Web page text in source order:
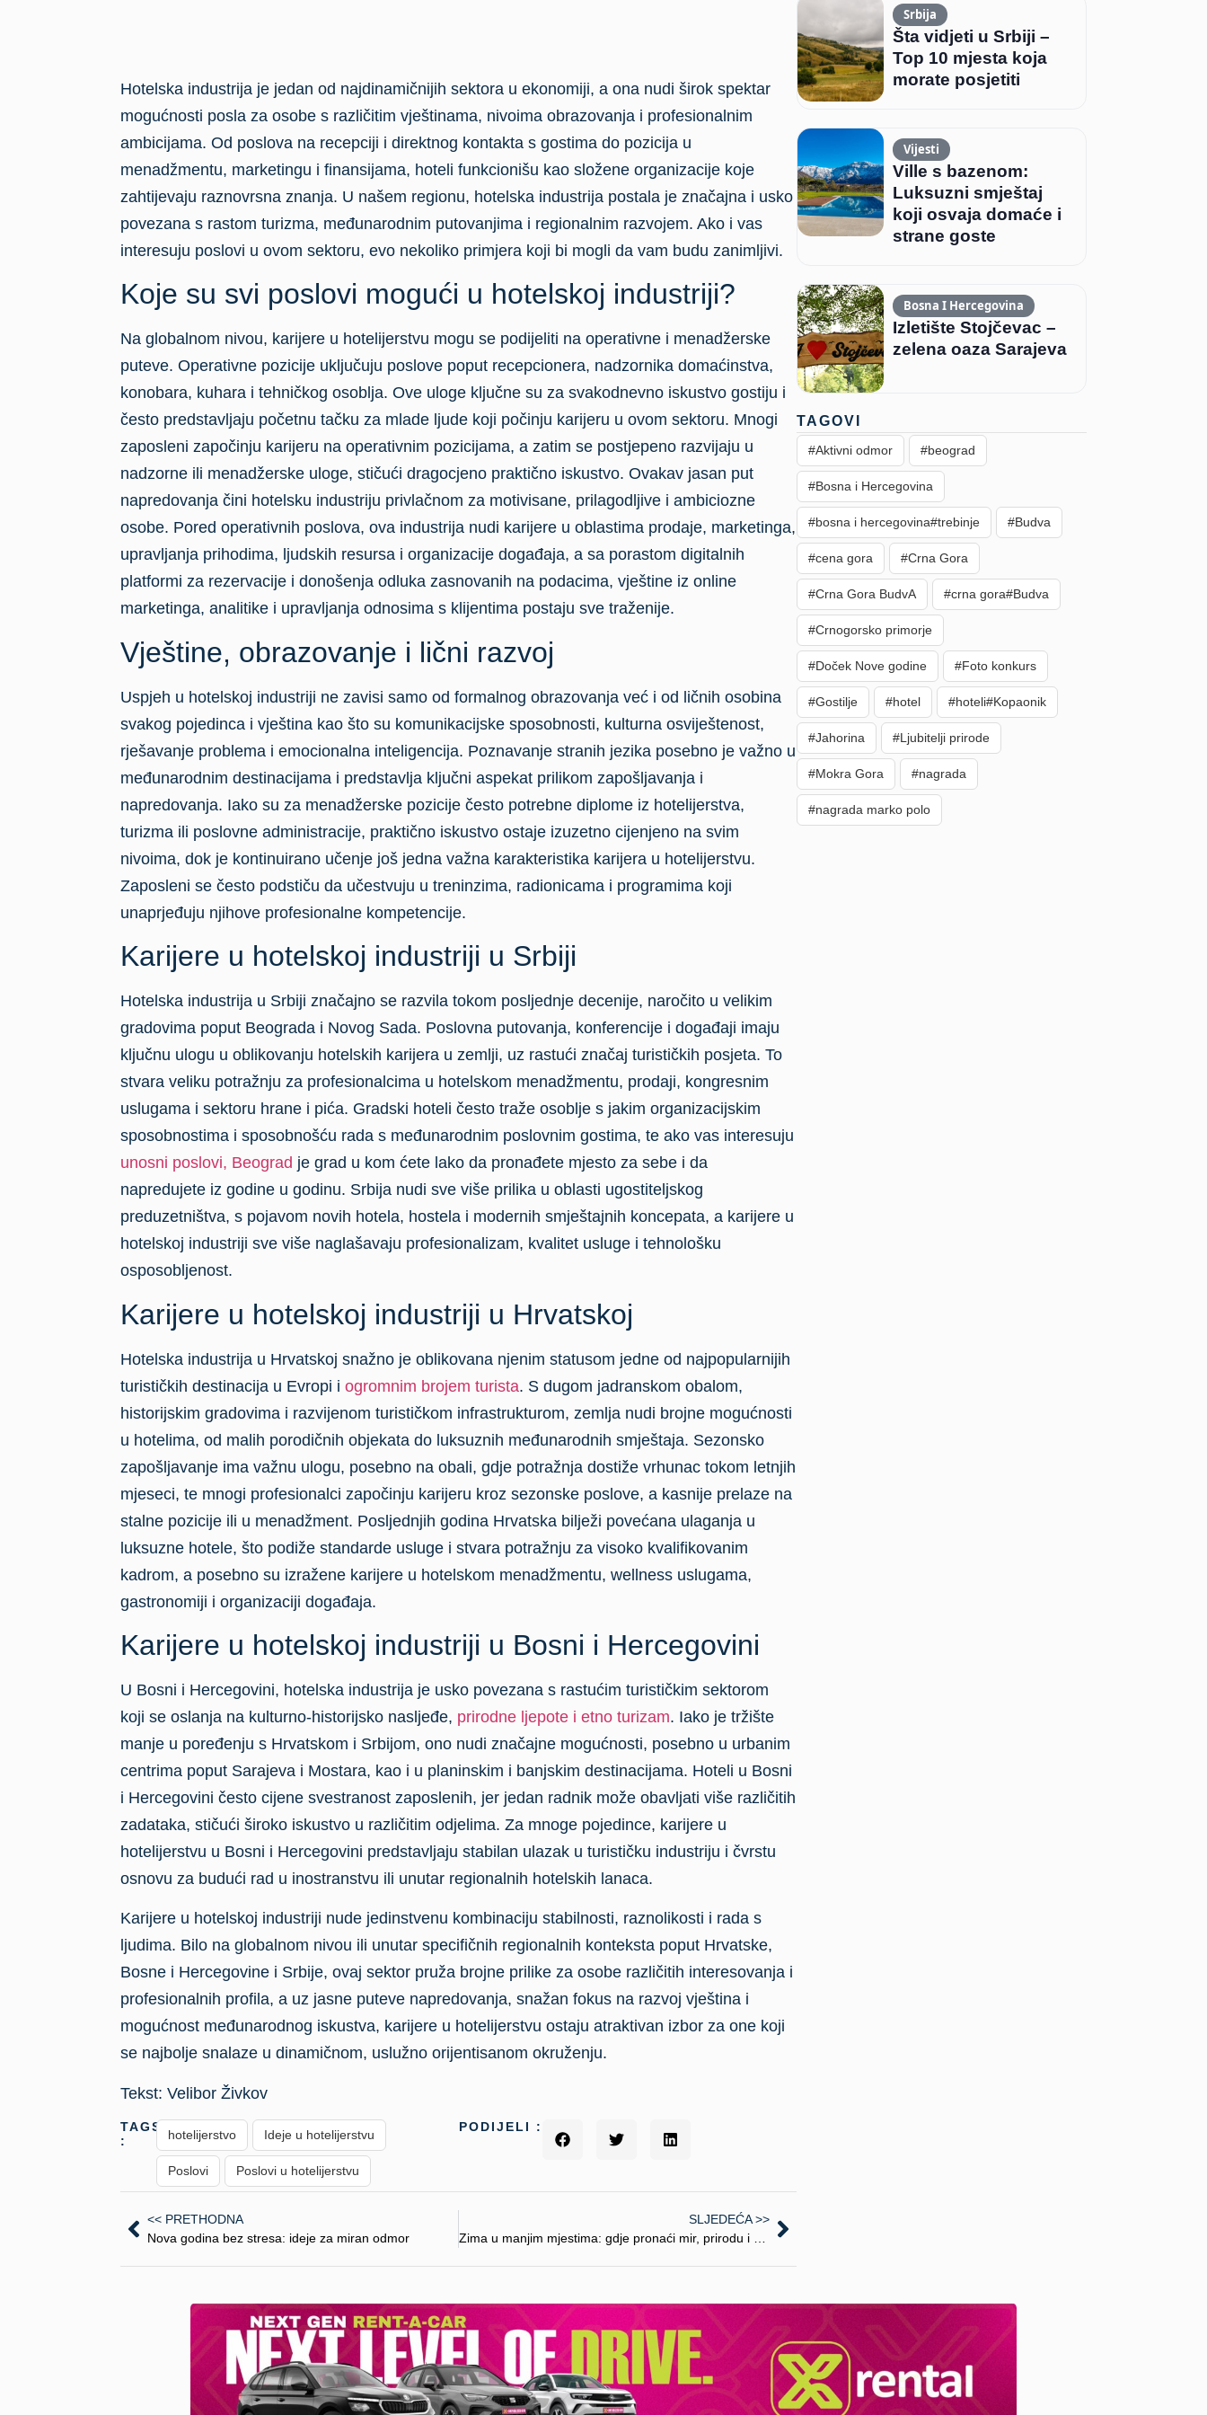
Hotelska industrija je jedan od najdinamičnijih sektora u ekonomiji, a ona nudi širok spektar
mogućnosti posla za osobe s različitim vještinama, nivoima obrazovanja i profesionalnim
ambicijama. Od poslova na recepciji i direktnog kontakta s gostima do pozicija u
menadžmentu, marketingu i finansijama, hoteli funkcionišu kao složene organizacije koje
zahtijevaju raznovrsna znanja. U našem regionu, hotelska industrija postala je značajna i usko
povezana s rastom turizma, međunarodnim putovanjima i regionalnim razvojem. Ako i vas
interesuju poslovi u ovom sektoru, evo nekoliko primjera koji bi mogli da vam budu zanimljivi.
Koje su svi poslovi mogući u hotelskoj industriji?
Na globalnom nivou, karijere u hotelijerstvu mogu se podijeliti na operativne i menadžerske
puteve. Operativne pozicije uključuju poslove poput recepcionera, nadzornika domaćinstva,
konobara, kuhara i tehničkog osoblja. Ove uloge ključne su za svakodnevno iskustvo gostiju i
često predstavljaju početnu tačku za mlade ljude koji počinju karijeru u ovom sektoru. Mnogi
zaposleni započinju karijeru na operativnim pozicijama, a zatim se postjepeno razvijaju u
nadzorne ili menadžerske uloge, stičući dragocjeno praktično iskustvo. Ovakav jasan put
napredovanja čini hotelsku industriju privlačnom za motivisane, prilagodljive i ambiciozne
osobe. Pored operativnih poslova, ova industrija nudi karijere u oblastima prodaje, marketinga,
upravljanja prihodima, ljudskih resursa i organizacije događaja, a sa porastom digitalnih
platformi za rezervacije i donošenja odluka zasnovanih na podacima, vještine iz online
marketinga, analitike i upravljanja odnosima s klijentima postaju sve traženije.
Vještine, obrazovanje i lični razvoj
Uspjeh u hotelskoj industriji ne zavisi samo od formalnog obrazovanja već i od ličnih osobina
svakog pojedinca i vještina kao što su komunikacijske sposobnosti, kulturna osviještenost,
rješavanje problema i emocionalna inteligencija. Poznavanje stranih jezika posebno je važno u
međunarodnim destinacijama i predstavlja ključni aspekat prilikom zapošljavanja i
napredovanja. Iako su za menadžerske pozicije često potrebne diplome iz hotelijerstva,
turizma ili poslovne administracije, praktično iskustvo ostaje izuzetno cijenjeno na svim
nivoima, dok je kontinuirano učenje još jedna važna karakteristika karijera u hotelijerstvu.
Zaposleni se često podstiču da učestvuju u treninzima, radionicama i programima koji
unaprjeđuju njihove profesionalne kompetencije.
Karijere u hotelskoj industriji u Srbiji
Hotelska industrija u Srbiji značajno se razvila tokom posljednje decenije, naročito u velikim
gradovima poput Beograda i Novog Sada. Poslovna putovanja, konferencije i događaji imaju
ključnu ulogu u oblikovanju hotelskih karijera u zemlji, uz rastući značaj turističkih posjeta. To
stvara veliku potražnju za profesionalcima u hotelskom menadžmentu, prodaji, kongresnim
uslugama i sektoru hrane i pića. Gradski hoteli često traže osoblje s jakim organizacijskim
sposobnostima i sposobnošću rada s međunarodnim poslovnim gostima, te ako vas interesuju
unosni poslovi, Beograd je grad u kom ćete lako da pronađete mjesto za sebe i da
napredujete iz godine u godinu. Srbija nudi sve više prilika u oblasti ugostiteljskog
preduzetništva, s pojavom novih hotela, hostela i modernih smještajnih koncepata, a karijere u
hotelskoj industriji sve više naglašavaju profesionalizam, kvalitet usluge i tehnološku
osposobljenost.
Karijere u hotelskoj industriji u Hrvatskoj
Hotelska industrija u Hrvatskoj snažno je oblikovana njenim statusom jedne od najpopularnijih
turističkih destinacija u Evropi i ogromnim brojem turista. S dugom jadranskom obalom,
historijskim gradovima i razvijenom turističkom infrastrukturom, zemlja nudi brojne mogućnosti
u hotelima, od malih porodičnih objekata do luksuznih međunarodnih smještaja. Sezonsko
zapošljavanje ima važnu ulogu, posebno na obali, gdje potražnja dostiže vrhunac tokom letnjih
mjeseci, te mnogi profesionalci započinju karijeru kroz sezonske poslove, a kasnije prelaze na
stalne pozicije ili u menadžment. Posljednjih godina Hrvatska bilježi povećana ulaganja u
luksuzne hotele, što podiže standarde usluge i stvara potražnju za visoko kvalifikovanim
kadrom, a posebno su izražene karijere u hotelskom menadžmentu, wellness uslugama,
gastronomiji i organizaciji događaja.
Karijere u hotelskoj industriji u Bosni i Hercegovini
U Bosni i Hercegovini, hotelska industrija je usko povezana s rastućim turističkim sektorom
koji se oslanja na kulturno-historijsko nasljeđe, prirodne ljepote i etno turizam. Iako je tržište
manje u poređenju s Hrvatskom i Srbijom, ono nudi značajne mogućnosti, posebno u urbanim
centrima poput Sarajeva i Mostara, kao i u planinskim i banjskim destinacijama. Hoteli u Bosni
i Hercegovini često cijene svestranost zaposlenih, jer jedan radnik može obavljati više različitih
zadataka, stičući široko iskustvo u različitim odjelima. Za mnoge pojedince, karijere u
hotelijerstvu u Bosni i Hercegovini predstavljaju stabilan ulazak u turističku industriju i čvrstu
osnovu za budući rad u inostranstvu ili unutar regionalnih hotelskih lanaca.
Karijere u hotelskoj industriji nude jedinstvenu kombinaciju stabilnosti, raznolikosti i rada s
ljudima. Bilo na globalnom nivou ili unutar specifičnih regionalnih konteksta poput Hrvatske,
Bosne i Hercegovine i Srbije, ovaj sektor pruža brojne prilike za osobe različitih interesovanja i
profesionalnih profila, a uz jasne puteve napredovanja, snažan fokus na razvoj vještina i
mogućnost međunarodnog iskustva, karijere u hotelijerstvu ostaju atraktivan izbor za one koji
se najbolje snalaze u dinamičnom, uslužno orijentisanom okruženju.
Tekst:Velibor Živkov
TAGS
:
hotelijerstvo Ideje u hotelijerstvu
Poslovi Poslovi u hotelijerstvu
PODIJELI :
<< PRETHODNA
Nova godina bez stresa: ideje za miran odmor
SLJEDEĆA >>
Srbija
Šta vidjeti u Srbiji –
Top 10 mjesta koja
morate posjetiti
Vijesti
Ville s bazenom:
Luksuzni smještaj
koji osvaja domaće i
strane goste
Bosna I Hercegovina
Izletište Stojčevac –
zelena oaza Sarajeva
TAGOVI
#Aktivni odmor #beograd
#Bosna i Hercegovina
#bosna i hercegovina#trebinje #Budva
#cena gora #Crna Gora
#Crna Gora BudvA #crna gora#Budva
#Crnogorsko primorje
#Doček Nove godine #Foto konkurs
#Gostilje #hotel #hoteli#Kopaonik
#Jahorina #Ljubitelji prirode
#Mokra Gora #nagrada
#nagrada marko polo